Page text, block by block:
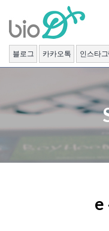
content
블로그 카카오톡 인스타그
e